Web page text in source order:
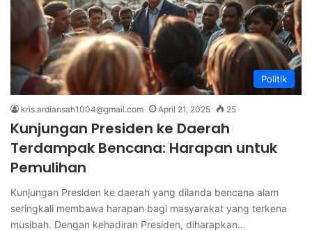
Politik
kris.ardiansah1004@gmail.com April 21, 2025 25
Kunjungan Presiden ke Daerah
Terdampak Bencana: Harapan untuk
Pemulihan
Kunjungan Presiden ke daerah yang dilanda bencana alam
seringkali membawa harapan bagi masyarakat yang terkena
musibah. Dengan kehadiran Presiden, diharapkan…